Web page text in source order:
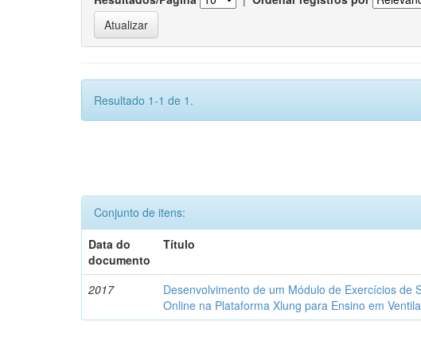
Resultado 1-1 de 1.
Conjunto de itens:
Data do
documento
Título
2017
Desenvolvimento de um Módulo de Exercícios de
Online na Plataforma Xlung para Ensino em